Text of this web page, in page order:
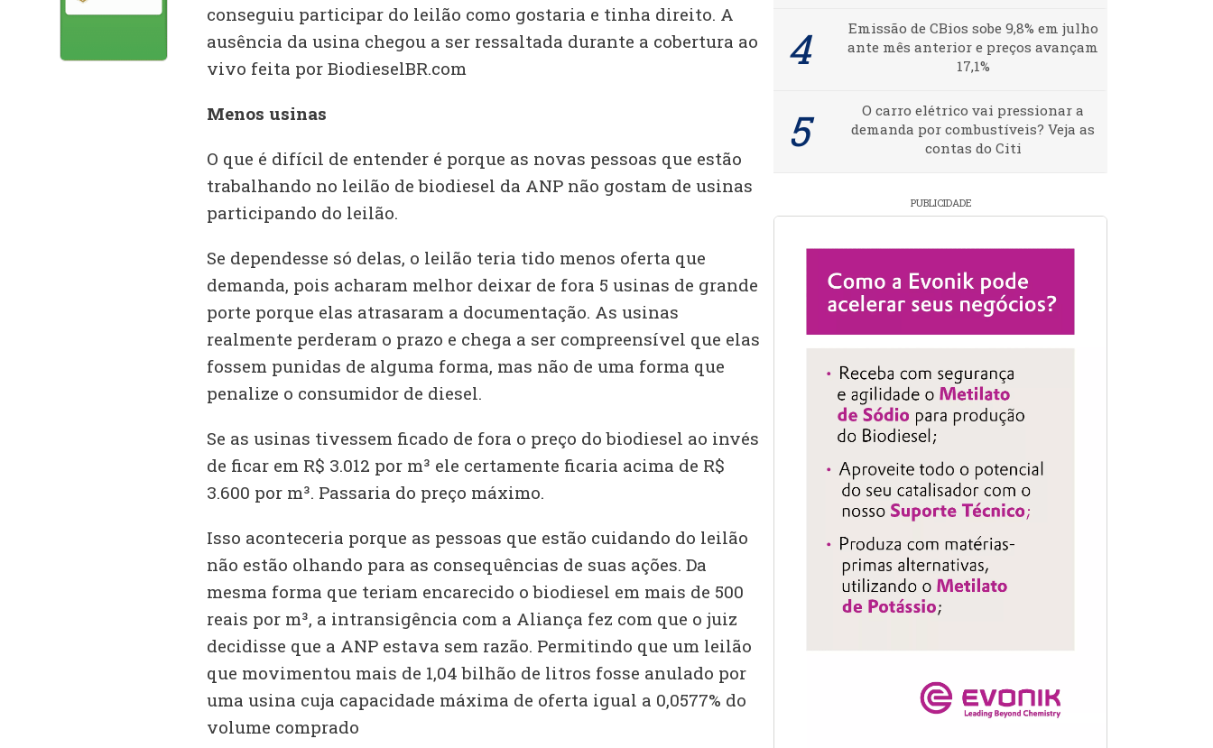
conseguiu participar do leilão como gostaria e tinha direito. A
ausência da usina chegou a ser ressaltada durante a cobertura ao
vivo feita por BiodieselBR.com
Menos usinas
O que é difícil de entender é porque as novas pessoas que estão
trabalhando no leilão de biodiesel da ANP não gostam de usinas
participando do leilão.
Se dependesse só delas, o leilão teria tido menos oferta que
demanda, pois acharam melhor deixar de fora 5 usinas de grande
porte porque elas atrasaram a documentação. As usinas
realmente perderam o prazo e chega a ser compreensível que elas
fossem punidas de alguma forma, mas não de uma forma que
penalize o consumidor de diesel.
Se as usinas tivessem ficado de fora o preço do biodiesel ao invés
de ficar em R$ 3.012 por m³ ele certamente ficaria acima de R$
3.600 por m³. Passaria do preço máximo.
Isso aconteceria porque as pessoas que estão cuidando do leilão
não estão olhando para as consequências de suas ações. Da
mesma forma que teriam encarecido o biodiesel em mais de 500
reais por m³, a intransigência com a Aliança fez com que o juiz
decidisse que a ANP estava sem razão. Permitindo que um leilão
que movimentou mais de 1,04 bilhão de litros fosse anulado por
uma usina cuja capacidade máxima de oferta igual a 0,0577% do
volume comprado
Emissão de CBios sobe 9,8% em julho
ante mês anterior e preços avançam
17,1%
O carro elétrico vai pressionar a
demanda por combustíveis? Veja as
contas do Citi
PUBLICIDADE